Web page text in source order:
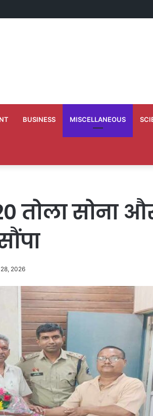
10 वर्ष के कार्यकाल की स्मृति में बच्चों को कराया न्योता भोज
BUSINESS MISCELLANEOUS
तोला सोना
2026